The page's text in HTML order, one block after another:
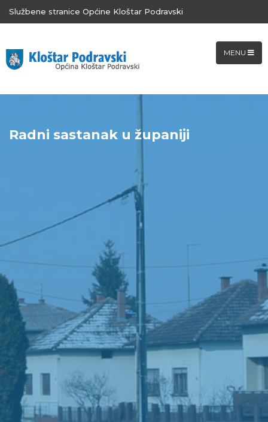
Službene stranice Općine Kloštar Podravski
MENU
Radni sastanak u županiji